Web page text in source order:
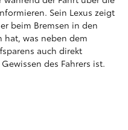
Sein Lexus zeigt
beim Bremsen in den
hat, was neben dem
auch direkt
des Fahrers ist.